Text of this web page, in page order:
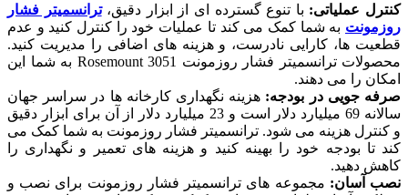
کنترل عملیاتی: با تنوع گسترده ای از ابزار دقیق،ترانسمیتر فشار
روزمونت به شما کمک می کند تا عملیات خود را کنترل کنید و عدم
قطعیت ها، کارایی نادرست، و هزینه های اضافی را مدیریت کنید.
محصولات ترانسمیتر فشار روزمونت Rosemount 3051 به شما این
امکان را می دهند.
صرفه جویی در بودجه: هزینه نگهداری کارخانه ها در سراسر جهان
سالانه 69 میلیارد دلار است و 23 میلیارد دلار از آن برای ابزار دقیق
و کنترل هزینه می شود. ترانسمیتر فشار روزمونت به شما کمک می
کند تا بودجه خود را بهینه کنید و هزینه های تعمیر و نگهداری را
کاهش دهید.
نصب آسان: مجموعه های ترانسمیتر فشار روزمونت برای نصب و